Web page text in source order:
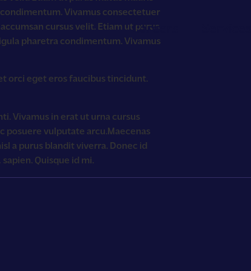
Careers
Careers
Services
Vivamus consectetuer
cursus velit. Etiam ut purus
pharetra condimentum. Vivamus
orci eget eros faucibus tincidunt.
Vivamus in erat ut urna cursus
posuere vulputate arcu.Maecenas
a purus blandit viverra. Donec id
Quisque id mi.